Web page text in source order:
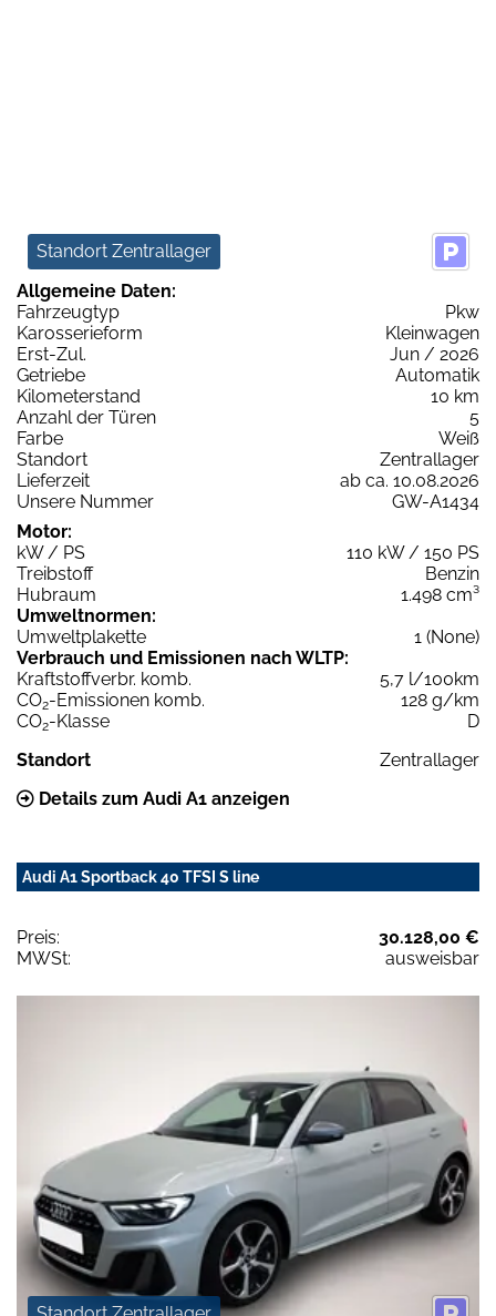
Standort Zentrallager
Allgemeine Daten:
Fahrzeugtyp
Pkw
Karosserieform
Kleinwagen
Erst-Zul.
Jun / 2026
Getriebe
Automatik
Kilometerstand
10 km
Anzahl der Türen
5
Farbe
Weiß
Standort
Zentrallager
Lieferzeit
ab ca. 10.08.2026
Unsere Nummer
GW-A1434
Motor:
kW / PS
110 kW / 150 PS
Treibstoff
Benzin
Hubraum
1.498 cm³
Umweltnormen:
Umweltplakette
1 (None)
Verbrauch und Emissionen nach WLTP:
Kraftstoffverbr. komb.
5,7 l/100km
CO2-Emissionen komb.
128 g/km
CO2-Klasse
D
Standort
Zentrallager
Details zum Audi A1 anzeigen
Audi A1 Sportback 40 TFSI S line
Preis:
30.128,00 €
MWSt:
ausweisbar